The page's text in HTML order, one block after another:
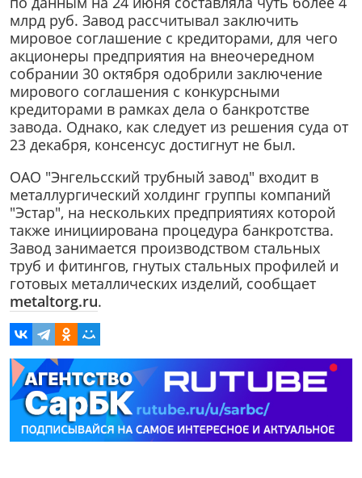
млрд руб. Завод рассчитывал заключить
мировое соглашение с кредиторами, для чего
акционеры предприятия на внеочередном
собрании 30 октября одобрили заключение
мирового соглашения с конкурсными
кредиторами в рамках дела о банкротстве
завода. Однако, как следует из решения суда от
23 декабря, консенсус достигнут не был.
ОАО "Энгельсский трубный завод" входит в
металлургический холдинг группы компаний
"Эстар", на нескольких предприятиях которой
также инициирована процедура банкротства.
Завод занимается производством стальных
труб и фитингов, гнутых стальных профилей и
готовых металлических изделий, сообщает
metaltorg.ru.